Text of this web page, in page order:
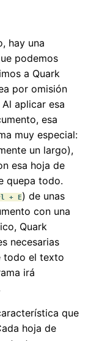
hay una
podemos
a Quark
por omisión
Al aplicar esa
esa
muy especial:
un largo),
esa hoja de
quepa todo.
+ E) de unas
con una
Quark
necesarias
todo el texto
irá
que
hoja de